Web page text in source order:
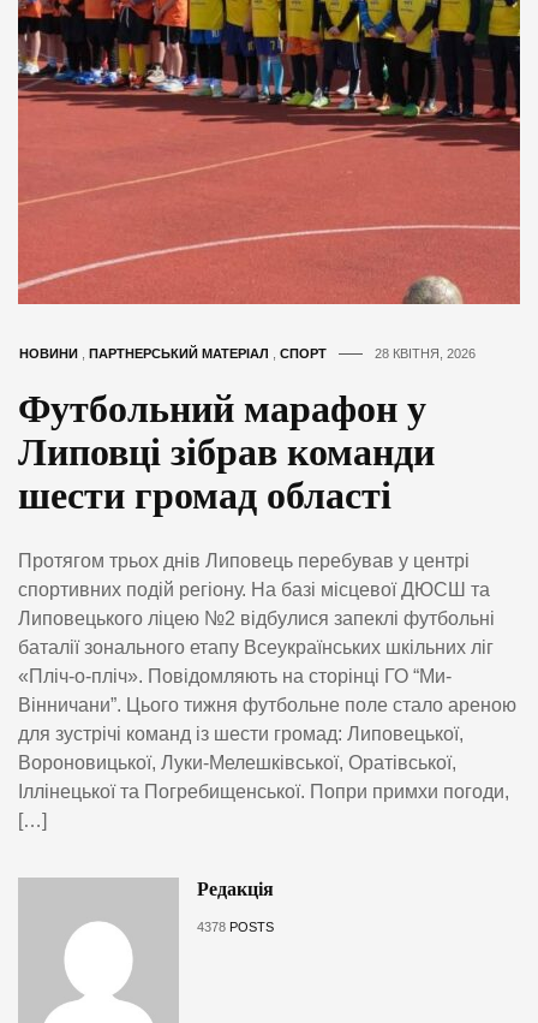
НОВИНИ ПАРТНЕРСЬКИЙ МАТЕРІАЛ СПОРТ 28 КВІТНЯ, 2026
Футбольний марафон у
Липовці зібрав команди
шести громад області
Протягом трьох днів Липовець перебував у центрі
спортивних подій регіону. На базі місцевої ДЮСШ та
Липовецького ліцею №2 відбулися запеклі футбольні
баталії зонального етапу Всеукраїнських шкільних ліг
«Пліч-о-пліч». Повідомляють на сторінці ГО “Ми-
Вінничани”. Цього тижня футбольне поле стало ареною
для зустрічі команд із шести громад: Липовецької,
Вороновицької, Луки-Мелешківської, Оратівської,
Іллінецької та Погребищенської. Попри примхи погоди,
[…]
Редакція
4378 POSTS